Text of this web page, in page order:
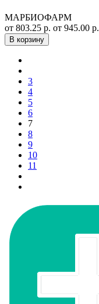
МАРБИОФАРМ
от 803.25 р. от 945.00 р.
В корзину
3
4
5
6
7
8
9
10
11